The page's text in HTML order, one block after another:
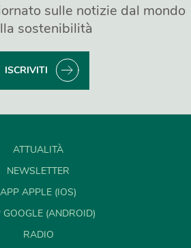
sulle notizie dal mondo
sostenibilità
ISCRIVITI
ATTUALITÀ
NEWSLETTER
APP APPLE (IOS)
GOOGLE (ANDROID)
RADIO